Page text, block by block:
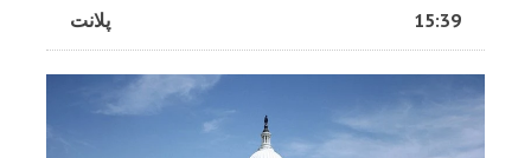
پلانت 15:39